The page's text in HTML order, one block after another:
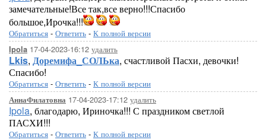
замечательные!Все так,все верно!!!Спасибо
большое,Ирочка!!!
Обратиться - Ответить - К полной версии
Ipola 17-04-2023-16:12 удалить
Lkis, Доремифа_СОЛЬка, счастливой Пасхи, девочки!
Спасибо!
Обратиться - Ответить - К полной версии
АннаФилатовна 17-04-2023-17:12 удалить
Ipola, благодарю, Ириночка!!! С праздником светлой
ПАСХИ!!!
Обратиться - Ответить - К полной версии